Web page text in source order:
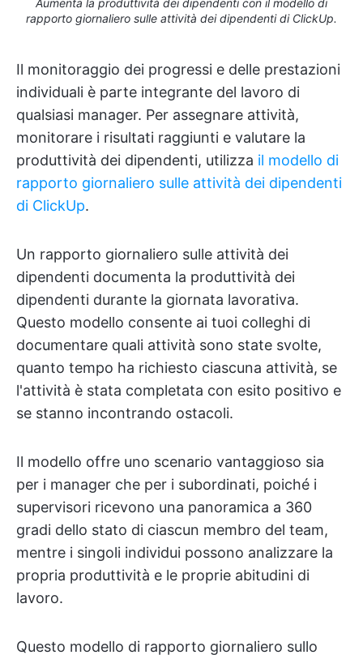
Aumenta la produttività dei dipendenti con il modello di
rapporto giornaliero sulle attività dei dipendenti di ClickUp.
Il monitoraggio dei progressi e delle prestazioni
individuali è parte integrante del lavoro di
qualsiasi manager. Per assegnare attività,
monitorare i risultati raggiunti e valutare la
produttività dei dipendenti, utilizza il modello di
rapporto giornaliero sulle attività dei dipendenti
di ClickUp.
Un rapporto giornaliero sulle attività dei
dipendenti documenta la produttività dei
dipendenti durante la giornata lavorativa.
Questo modello consente ai tuoi colleghi di
documentare quali attività sono state svolte,
quanto tempo ha richiesto ciascuna attività, se
l'attività è stata completata con esito positivo e
se stanno incontrando ostacoli.
Il modello offre uno scenario vantaggioso sia
per i manager che per i subordinati, poiché i
supervisori ricevono una panoramica a 360
gradi dello stato di ciascun membro del team,
mentre i singoli individui possono analizzare la
propria produttività e le proprie abitudini di
lavoro.
Questo modello di rapporto giornaliero sullo